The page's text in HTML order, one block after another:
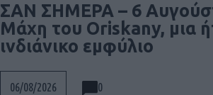
ΣΑΝ ΣΗΜΕΡΑ – 6
Μάχη του Oriskany, μια
ινδιάνικο εμφύλιο
06/08/2026 0